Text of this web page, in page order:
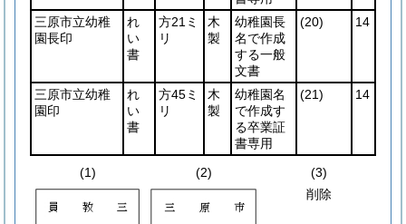
三原市立幼稚
園長印
れ
い
書
方21ミ
リ
木
製
幼稚園長
名で作成
する一般
文書
(20) 14
三原市立幼稚
園印
れ
い
書
方45ミ
リ
木
製
幼稚園名
で作成す
る卒業証
書専用
(21) 14
(1) (2)
(3)
削除